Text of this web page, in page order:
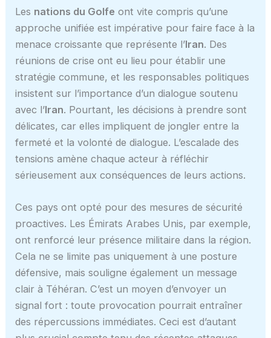
Les nations du Golfe ont vite compris qu’une
approche unifiée est impérative pour faire face à la
menace croissante que représente l’Iran. Des
réunions de crise ont eu lieu pour établir une
stratégie commune, et les responsables politiques
insistent sur l’importance d’un dialogue soutenu
avec l’Iran. Pourtant, les décisions à prendre sont
délicates, car elles impliquent de jongler entre la
fermeté et la volonté de dialogue. L’escalade des
tensions amène chaque acteur à réfléchir
sérieusement aux conséquences de leurs actions.
Ces pays ont opté pour des mesures de sécurité
proactives. Les Émirats Arabes Unis, par exemple,
ont renforcé leur présence militaire dans la région.
Cela ne se limite pas uniquement à une posture
défensive, mais souligne également un message
clair à Téhéran. C’est un moyen d’envoyer un
signal fort : toute provocation pourrait entraîner
des répercussions immédiates. Ceci est d’autant